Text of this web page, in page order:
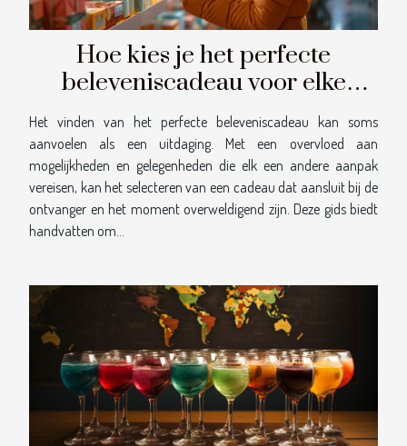
Hoe kies je het perfecte
beleveniscadeau voor elke
gelegenheid?
Het vinden van het perfecte beleveniscadeau kan soms
aanvoelen als een uitdaging. Met een overvloed aan
mogelijkheden en gelegenheden die elk een andere aanpak
vereisen, kan het selecteren van een cadeau dat aansluit bij de
ontvanger en het moment overweldigend zijn. Deze gids biedt
handvatten om...